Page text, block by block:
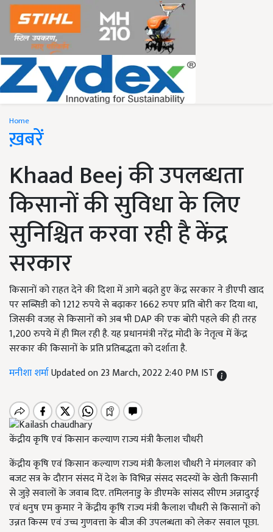
Home
ख़बरें
Khaad Beej की उपलब्धता
किसानों की सुविधा के लिए
सुनिश्चित करवा रही है केंद्र
सरकार
किसानों को राहत देने की दिशा में आगे बढ़ते हुए केंद्र सरकार ने डीएपी खाद
पर सब्सिडी को 1212 रुपये से बढ़ाकर 1662 रुपए प्रति बोरी कर दिया था,
जिसकी वजह से किसानों को अब भी DAP की एक बोरी पहले की ही तरह
1,200 रुपये में ही मिल रही है. यह प्रधानमंत्री नरेंद्र मोदी के नेतृत्व में केंद्र
सरकार की किसानों के प्रति प्रतिबद्धता को दर्शाता है.
मनीशा शर्माUpdated on 23 March, 2022 2:40 PM IST
केंद्रीय कृषि एवं किसान कल्याण राज्य मंत्री कैलाश चौधरी
केंद्रीय कृषि एवं किसान कल्याण राज्य मंत्री कैलाश चौधरी ने मंगलवार को
बजट सत्र के दौरान संसद में देश के विभिन्न संसद सदस्यों के खेती किसानी
से जुड़े सवालों के जवाब दिए. तमिलनाडु के डीएमके सांसद सीएम अन्नादुरई
एवं धनुष एम कुमार ने केंद्रीय कृषि राज्य मंत्री कैलाश चौधरी से किसानों को
उन्नत किस्म एवं उच्च गुणवत्ता के बीज की उपलब्धता को लेकर सवाल पूछा.